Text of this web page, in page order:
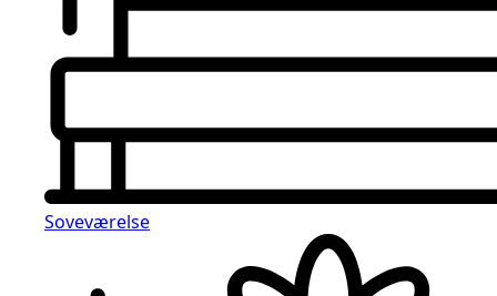
Soveværelse